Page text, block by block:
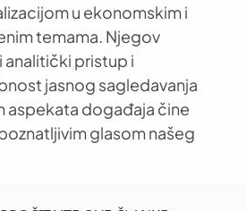
u ekonomskim i
temama. Njegov
pristup i
jasnog sagledavanja
aspekata događaja čine
glasom našeg